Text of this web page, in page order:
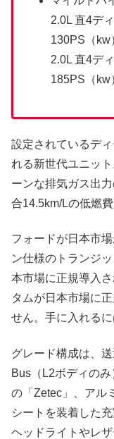
2.0L 直4デ
130PS（kw
2.0L 直4デ
185PS（kw
設定されているデ
れる新世代ユニッ
ーンな排気ガス出
合14.5km/Lの低燃
フォードが日本市
ン仕様のトランジ
本市場に正規導入
タムが日本市場に
せん。手に入れる
グレード構成は、
Bus（L2ボディの
の「Zetec」、アル
シートを装着した
ヘッドライトやレ